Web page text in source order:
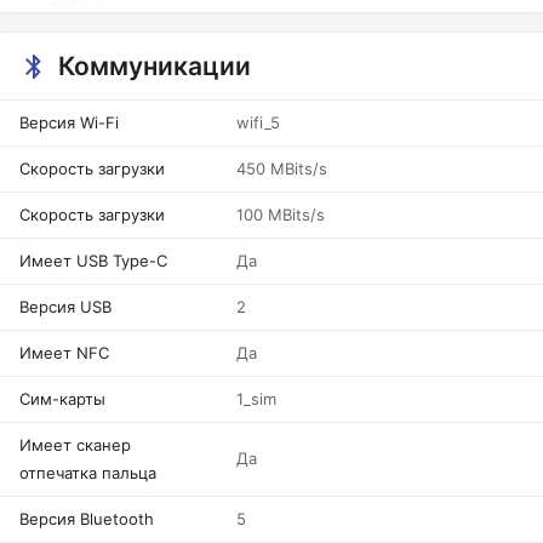
Коммуникации
Версия Wi-Fi wifi_5
Скорость загрузки 450 MBits/s
Скорость загрузки 100 MBits/s
Имеет USB Type-C Да
Версия USB 2
Имеет NFC Да
Сим-карты 1_sim
Имеет сканер
отпечатка пальца
Да
Версия Bluetooth 5